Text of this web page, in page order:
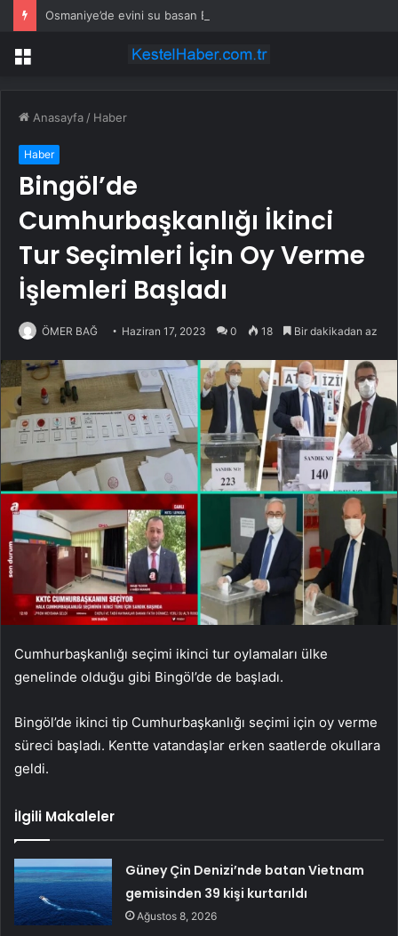
Menü
Anasayfa / Haber
Haber
Bingöl’de
Cumhurbaşkanlığı İkinci
Tur Seçimleri İçin Oy Verme
İşlemleri Başladı
ÖMER BAĞ Haziran 17, 2023 0 18 Bir dakikadan az
Cumhurbaşkanlığı seçimi ikinci tur oylamaları ülke
genelinde olduğu gibi Bingöl’de de başladı.
Bingöl’de ikinci tip Cumhurbaşkanlığı seçimi için oy verme
süreci başladı. Kentte vatandaşlar erken saatlerde okullara
geldi.
İlgili Makaleler
Güney Çin Denizi’nde batan Vietnam
gemisinden 39 kişi kurtarıldı
Ağustos 8, 2026